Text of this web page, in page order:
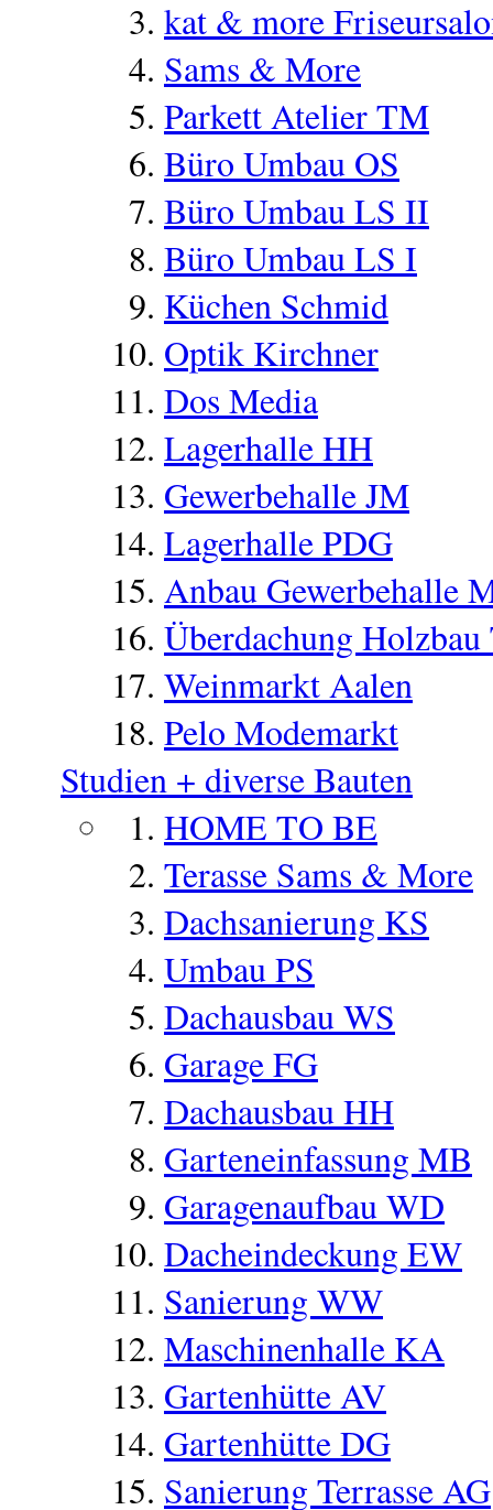
kat & more
Sams & More
Parkett Atelier TM
Büro Umbau OS
Büro Umbau LS II
Büro Umbau LS I
Küchen Schmid
Optik Kirchner
Dos Media
Lagerhalle HH
Gewerbehalle JM
Lagerhalle PDG
Anbau Gewerbehalle
Überdachung
Weinmarkt Aalen
Pelo Modemarkt
Studien + diverse Bauten
HOME TO BE
Terasse Sams & More
Dachsanierung KS
Umbau PS
Dachausbau WS
Garage FG
Dachausbau HH
Garteneinfassung MB
Garagenaufbau WD
Dacheindeckung EW
Sanierung WW
Maschinenhalle KA
Gartenhütte AV
Gartenhütte DG
Sanierung Terrasse AG